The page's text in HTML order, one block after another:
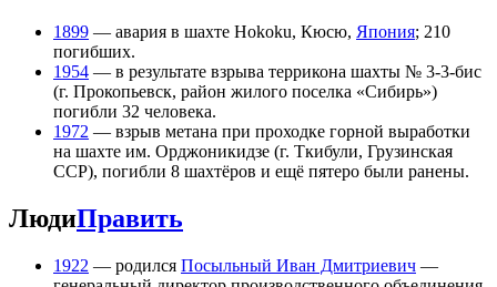
1899 — авария в шахте Hokoku, Кюсю, Япония; 210
погибших.
1954 — в результате взрыва террикона шахты № 3-3-бис
(г. Прокопьевск, район жилого поселка «Сибирь»)
погибли 32 человека.
1972 — взрыв метана при проходке горной выработки
на шахте им. Орджоникидзе (г. Ткибули, Грузинская
ССР), погибли 8 шахтёров и ещё пятеро были ранены.
ЛюдиПравить
1922 — родился Посыльный Иван Дмитриевич —